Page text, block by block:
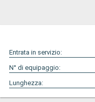
Entrata in servizio:
N° di equipaggio:
Lunghezza: